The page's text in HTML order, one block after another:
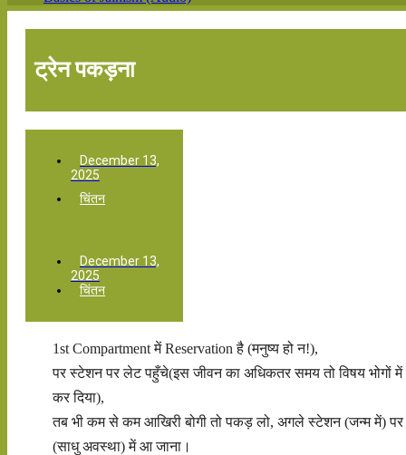
ट्रेन पकड़ना
December 13,
2025
चिंतन
December 13,
2025
चिंतन
1st Compartment में Reservation है (मनुष्य हो न!),
पर स्टेशन पर लेट पहुँचे(इस जीवन का अधिकतर समय तो विषय भोगों में
कर दिया),
तब भी कम से कम आखिरी बोगी तो पकड़ लो, अगले स्टेशन (जन्म में) पर
(साधु अवस्था) में आ जाना।